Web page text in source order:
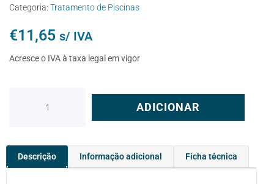
Categoria: Tratamento de Piscinas
€11,65 s/ IVA
Acresce o IVA à taxa legal em vigor
ADICIONAR
Descrição Informação adicional Ficha técnica